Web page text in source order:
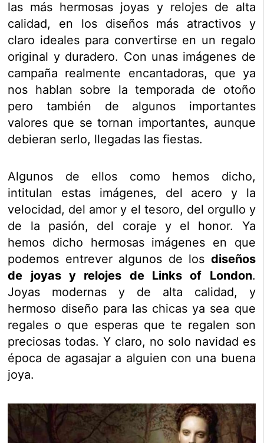
las más hermosas joyas y relojes de alta
calidad, en los diseños más atractivos y
claro ideales para convertirse en un regalo
original y duradero. Con unas imágenes de
campaña realmente encantadoras, que ya
nos hablan sobre la temporada de otoño
pero también de algunos importantes
valores que se tornan importantes, aunque
debieran serlo, llegadas las fiestas.
Algunos de ellos como hemos dicho,
intitulan estas imágenes, del acero y la
velocidad, del amor y el tesoro, del orgullo y
de la pasión, del coraje y el honor. Ya
hemos dicho hermosas imágenes en que
podemos entrever algunos de los diseños
de joyas y relojes de Links of London.
Joyas modernas y de alta calidad, y
hermoso diseño para las chicas ya sea que
regales o que esperas que te regalen son
preciosas todas. Y claro, no solo navidad es
época de agasajar a alguien con una buena
joya.